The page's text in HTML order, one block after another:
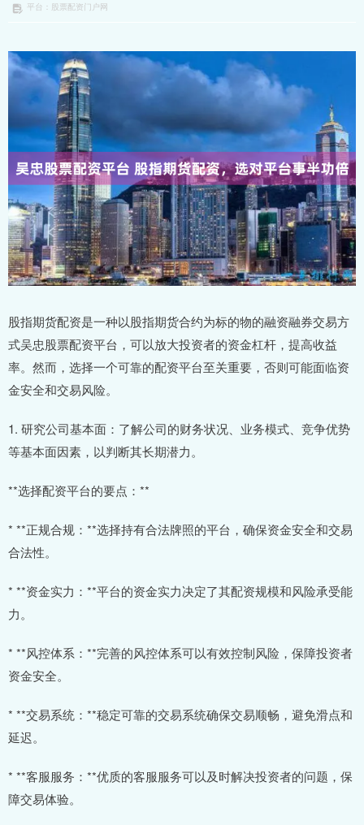
平台：股票配资门户网
股指期货配资是一种以股指期货合约为标的物的融资融券交易方
式吴忠股票配资平台，可以放大投资者的资金杠杆，提高收益
率。然而，选择一个可靠的配资平台至关重要，否则可能面临资
金安全和交易风险。
1. 研究公司基本面：了解公司的财务状况、业务模式、竞争优势
等基本面因素，以判断其长期潜力。
**选择配资平台的要点：**
* **正规合规：**选择持有合法牌照的平台，确保资金安全和交易
合法性。
* **资金实力：**平台的资金实力决定了其配资规模和风险承受能
力。
* **风控体系：**完善的风控体系可以有效控制风险，保障投资者
资金安全。
* **交易系统：**稳定可靠的交易系统确保交易顺畅，避免滑点和
延迟。
* **客服服务：**优质的客服服务可以及时解决投资者的问题，保
障交易体验。